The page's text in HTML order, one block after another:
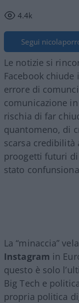
4.4k
Segui
Le notizie si
Facebook chiude
errore di
comunicazione
rischia di far
quantomeno, di
scarsa
proogetti futuri
stato
La “minaccia”
Instagram in
questo è solo
Big Tech e
propria politica